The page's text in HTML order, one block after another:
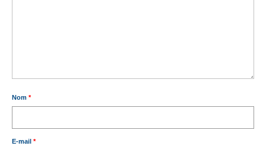
Nom *
E-mail *